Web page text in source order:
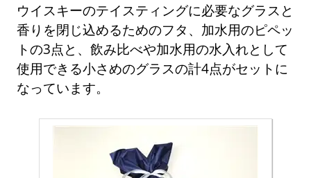
ウイスキーのテイスティングに必要なグラスと
香りを閉じ込めるためのフタ、加水用のピペッ
トの3点と、飲み比べや加水用の水入れとして
使用できる小さめのグラスの計4点がセットに
なっています。